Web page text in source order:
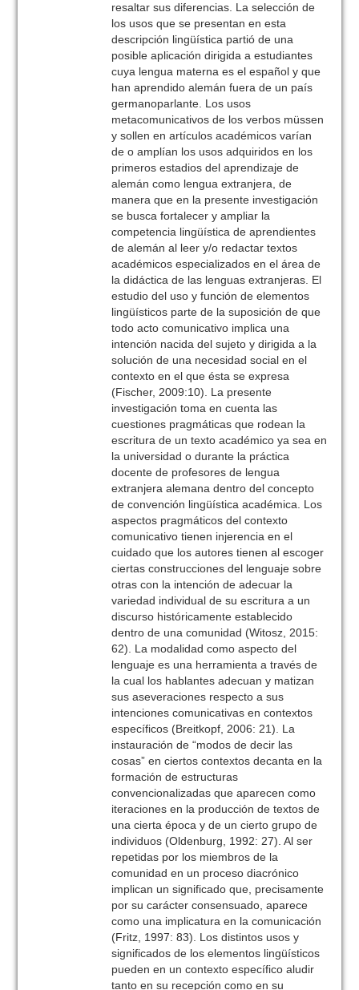
resaltar sus diferencias. La selección de
los usos que se presentan en esta
descripción lingüística partió de una
posible aplicación dirigida a estudiantes
cuya lengua materna es el español y que
han aprendido alemán fuera de un país
germanoparlante. Los usos
metacomunicativos de los verbos müssen
y sollen en artículos académicos varían
de o amplían los usos adquiridos en los
primeros estadios del aprendizaje de
alemán como lengua extranjera, de
manera que en la presente investigación
se busca fortalecer y ampliar la
competencia lingüística de aprendientes
de alemán al leer y/o redactar textos
académicos especializados en el área de
la didáctica de las lenguas extranjeras. El
estudio del uso y función de elementos
lingüísticos parte de la suposición de que
todo acto comunicativo implica una
intención nacida del sujeto y dirigida a la
solución de una necesidad social en el
contexto en el que ésta se expresa
(Fischer, 2009:10). La presente
investigación toma en cuenta las
cuestiones pragmáticas que rodean la
escritura de un texto académico ya sea en
la universidad o durante la práctica
docente de profesores de lengua
extranjera alemana dentro del concepto
de convención lingüística académica. Los
aspectos pragmáticos del contexto
comunicativo tienen injerencia en el
cuidado que los autores tienen al escoger
ciertas construcciones del lenguaje sobre
otras con la intención de adecuar la
variedad individual de su escritura a un
discurso históricamente establecido
dentro de una comunidad (Witosz, 2015:
62). La modalidad como aspecto del
lenguaje es una herramienta a través de
la cual los hablantes adecuan y matizan
sus aseveraciones respecto a sus
intenciones comunicativas en contextos
específicos (Breitkopf, 2006: 21). La
instauración de “modos de decir las
cosas” en ciertos contextos decanta en la
formación de estructuras
convencionalizadas que aparecen como
iteraciones en la producción de textos de
una cierta época y de un cierto grupo de
individuos (Oldenburg, 1992: 27). Al ser
repetidas por los miembros de la
comunidad en un proceso diacrónico
implican un significado que, precisamente
por su carácter consensuado, aparece
como una implicatura en la comunicación
(Fritz, 1997: 83). Los distintos usos y
significados de los elementos lingüísticos
pueden en un contexto específico aludir
tanto en su recepción como en su